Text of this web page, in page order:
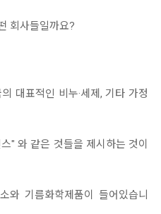
회사들일까요?
대표적인 비누·세제, 기타 가정
" 와 같은 것들을 제시하는 것이
와 기름화학제품이 들어있습니